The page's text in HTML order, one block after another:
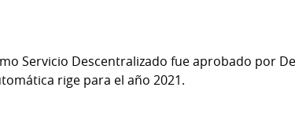
Servicio Descentralizado fue aprobado por
rige para el año 2021.